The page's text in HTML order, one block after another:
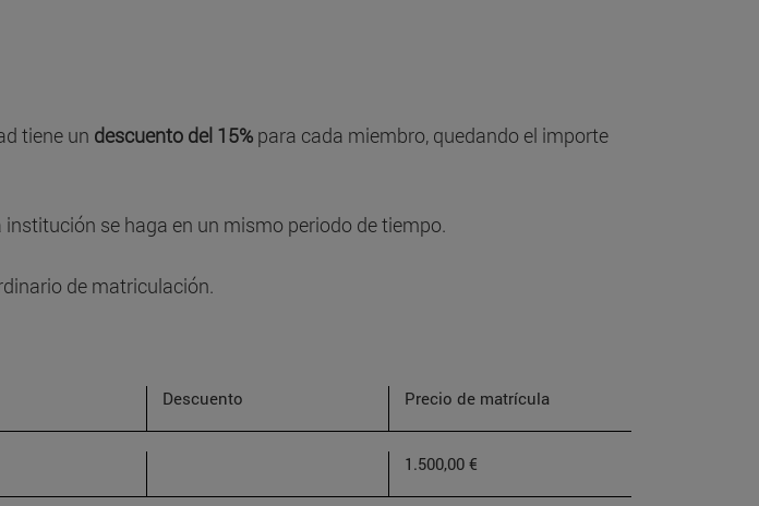
tiene un descuento del 15% para cada miembro, quedando el importe
se haga en un mismo periodo de tiempo.
de matriculación.
Descuento Precio de matrícula
1.500,00 €